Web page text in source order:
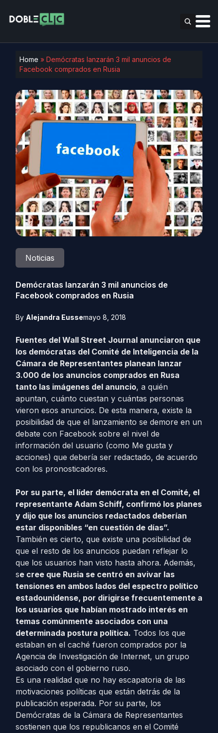
Home » Demócratas lanzarán 3 mil anuncios de
Facebook comprados en Rusia
Noticias
Demócratas lanzarán 3 mil anuncios de
Facebook comprados en Rusia
By Alejandra Eussemayo 8, 2018
Fuentes del Wall Street Journal anunciaron que
los demócratas del Comité de Inteligencia de la
Cámara de Representantes planean lanzar
3.000 de los anuncios comprados en Rusa
tanto las imágenes del anuncio, a quién
apuntan, cuánto cuestan y cuántas personas
vieron esos anuncios. De esta manera, existe la
posibilidad de que el lanzamiento se demore en un
debate con Facebook sobre el nivel de
información del usuario (como Me gusta y
acciones) que debería ser redactado, de acuerdo
con los pronosticadores.
Por su parte, el líder demócrata en el Comité, el
representante Adam Schiff, confirmó los planes
y dijo que los anuncios redactados deberían
estar disponibles “en cuestión de días”.
También es cierto, que existe una posibilidad de
que el resto de los anuncios puedan reflejar lo
que los usuarios han visto hasta ahora. Además,
se cree que Rusia se centró en avivar las
tensiones en ambos lados del espectro político
estadounidense, por dirigirse frecuentemente a
los usuarios que habían mostrado interés en
temas comúnmente asociados con una
determinada postura política. Todos los que
estaban en el caché fueron comprados por la
Agencia de Investigación de Internet, un grupo
asociado con el gobierno ruso.
Es una realidad que no hay escapatoria de las
motivaciones políticas que están detrás de la
publicación esperada. Por su parte, los
Demócratas de la Cámara de Representantes
sostienen que los republicanos en el Comité